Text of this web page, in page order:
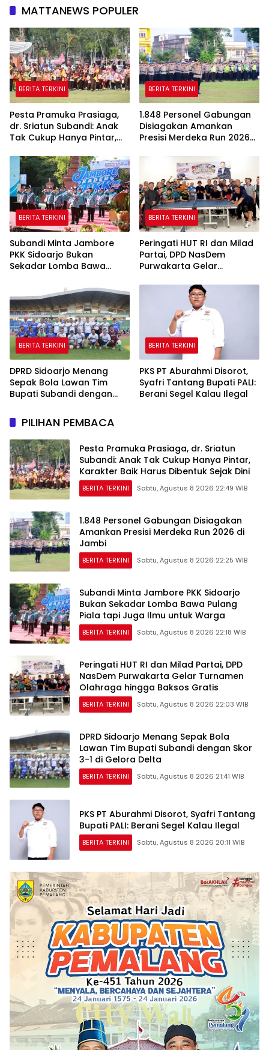
MATTANEWS POPULER
BERITA TERKINI
Pesta Pramuka Prasiaga,
dr. Sriatun Subandi: Anak
Tak Cukup Hanya Pintar,
Dibentuk Sejak Dini
BERITA TERKINI
1.848 Personel Gabungan
Disiagakan Amankan
Presisi Merdeka Run 2026
BERITA TERKINI
Subandi Minta Jambore
PKK Sidoarjo Bukan
Sekadar Lomba Bawa
untuk Warga
BERITA TERKINI
Peringati HUT RI dan Milad
Partai, DPD NasDem
Purwakarta Gelar
hingga Baksos Gratis
BERITA TERKINI
DPRD Sidoarjo Menang
Sepak Bola Lawan Tim
Bupati Subandi dengan
BERITA TERKINI
PKS PT Aburahmi Disorot,
Syafri Tantang Bupati PALI:
Berani Segel Kalau Ilegal
PILIHAN PEMBACA
Pesta Pramuka Prasiaga, dr. Sriatun
Subandi: Anak Tak Cukup Hanya Pintar,
Karakter Baik Harus Dibentuk Sejak Dini
BERITA TERKINI Sabtu, Agustus 8 2026 22:49 WIB
1.848 Personel Gabungan Disiagakan
Amankan Presisi Merdeka Run 2026 di
Jambi
BERITA TERKINI Sabtu, Agustus 8 2026 22:25 WIB
Subandi Minta Jambore PKK Sidoarjo
Bukan Sekadar Lomba Bawa Pulang
Piala tapi Juga Ilmu untuk Warga
BERITA TERKINI Sabtu, Agustus 8 2026 22:18 WIB
Peringati HUT RI dan Milad Partai, DPD
NasDem Purwakarta Gelar Turnamen
Olahraga hingga Baksos Gratis
BERITA TERKINI Sabtu, Agustus 8 2026 22:03 WIB
DPRD Sidoarjo Menang Sepak Bola
Lawan Tim Bupati Subandi dengan Skor
3-1 di Gelora Delta
BERITA TERKINI Sabtu, Agustus 8 2026 21:41 WIB
PKS PT Aburahmi Disorot, Syafri Tantang
Bupati PALI: Berani Segel Kalau Ilegal
BERITA TERKINI Sabtu, Agustus 8 2026 20:11 WIB